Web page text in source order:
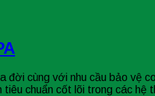
đời cùng với nhu cầu bảo
chuẩn cốt lõi trong các hệ